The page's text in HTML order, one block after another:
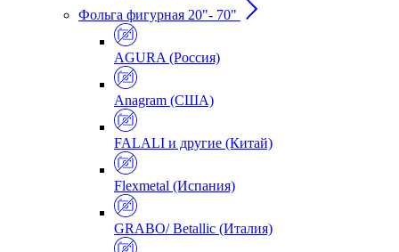
Фольга фигурная 20"- 70"
AGURA (Россия)
Anagram (США)
FALALI и другие (Китай)
Flexmetal (Испания)
GRABO/ Betallic (Италия)